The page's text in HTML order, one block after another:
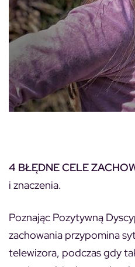
4 BŁĘDNE CELE
i znaczenia.
Poznając Pozytywną
zachowania przypomina
telewizora, podczas gdy